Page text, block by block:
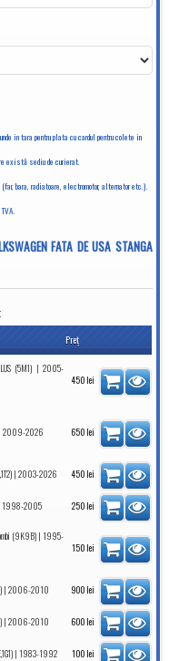
in tara pentru plata cu cardul pentru colete in
există sediu de curierat.
bara, radiatoare, electromotor, alternator etc.).
FATA DE USA STANGA
Preţ
(5M1) | 2005-
450 lei
| 2009-2026 650 lei
| 2003-2026 450 lei
1998-2005 250 lei
(9K9B)| 1995-
150 lei
| 2006-2010 900 lei
| 2006-2010 600 lei
| 1983-1992 100 lei